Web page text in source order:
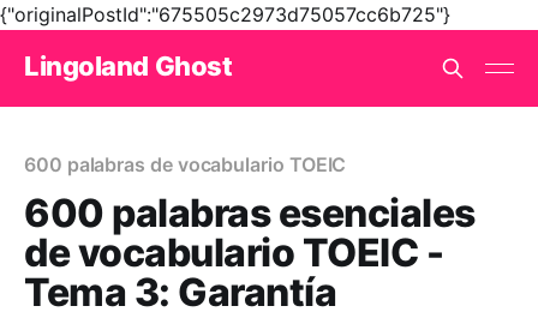
{"originalPostId":"675505c2973d75057cc6b725"}
Lingoland Ghost
600 palabras de vocabulario TOEIC
600 palabras esenciales
de vocabulario TOEIC -
Tema 3: Garantía